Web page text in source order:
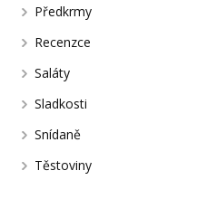
Předkrmy
Recenzce
Saláty
Sladkosti
Snídaně
Těstoviny